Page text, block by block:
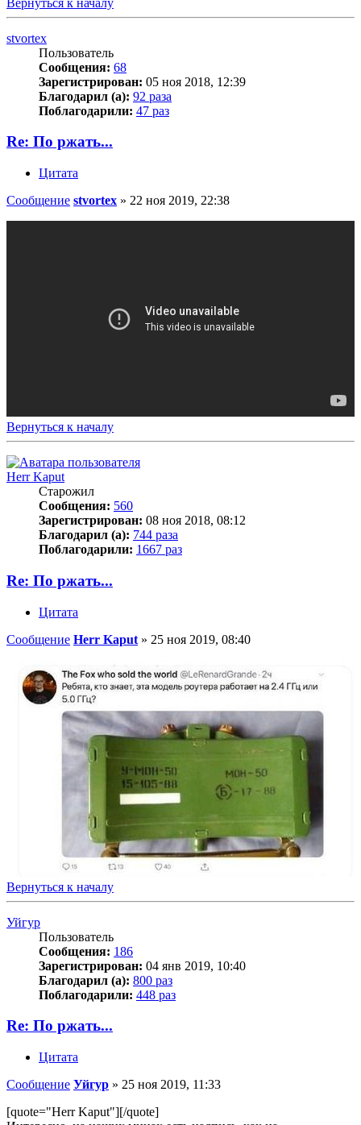
stvortex
Пользователь
Сообщения: 68
Зарегистрирован: 05 ноя 2018, 12:39
Благодарил (а): 92 раза
Поблагодарили: 47 раз
Re: По ржать...
Цитата
Сообщение stvortex » 22 ноя 2019, 22:38
Вернуться к началу
Herr Kaput
Старожил
Сообщения: 560
Зарегистрирован: 08 ноя 2018, 08:12
Благодарил (а): 744 раза
Поблагодарили: 1667 раз
Re: По ржать...
Цитата
Сообщение Herr Kaput » 25 ноя 2019, 08:40
Вернуться к началу
Уйгур
Пользователь
Сообщения: 186
Зарегистрирован: 04 янв 2019, 10:40
Благодарил (а): 800 раз
Поблагодарили: 448 раз
Re: По ржать...
Цитата
Сообщение Уйгур » 25 ноя 2019, 11:33
[quote="Herr Kaput"][/quote]